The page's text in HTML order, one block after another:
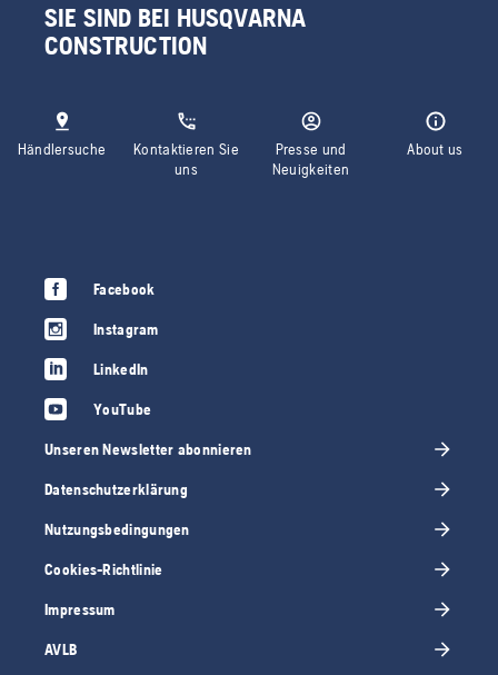
SIE SIND BEI HUSQVARNA
CONSTRUCTION
Händlersuche
Kontaktieren Sie
uns
Presse und
Neuigkeiten
About us
Facebook
Instagram
LinkedIn
YouTube
Unseren Newsletter abonnieren
Datenschutzerklärung
Nutzungsbedingungen
Cookies-Richtlinie
Impressum
AVLB